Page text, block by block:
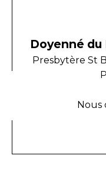
Doyenné
Presbytère St
Nous